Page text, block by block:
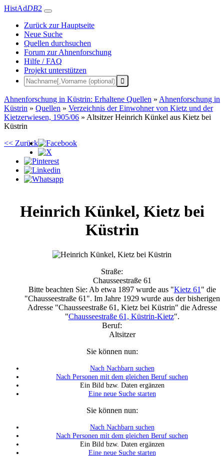
HistAdDB2
Zurück zur Hauptseite
Neue Suche
Quellen durchsuchen
Forum zur Ahnenforschung
Hilfe / FAQ
Projekt unterstützen
Ahnenforschung in Küstrin: Erhaltene Quellen » Ahnenforschung in
Küstrin » Quellen » Verzeichnis der Einwohner von Kietz und der
Kietzerwiesen, 1905/06 » Altsitzer Heinrich Künkel aus Kietz bei
Küstrin
<< Zurück
Heinrich Künkel, Kietz bei
Küstrin
Straße:
Chausseestraße 61
Bitte beachten Sie: Ab etwa 1897 wurde aus "Kietz 61 " die
"Chausseestraße 61". Im Jahre 1929 wurde aus der bisherigen
Adresse "Chausseestraße 61, Kietz bei Küstrin" die Adresse
"Chausseestraße 61, Küstrin-Kietz".
Beruf:
Altsitzer
Sie können nun:
Nach Nachbarn suchen
Nach Personen mit dem gleichen Beruf suchen
Ein Bild bzw. Daten ergänzen
Eine neue Suche starten
Sie können nun:
Nach Nachbarn suchen
Nach Personen mit dem gleichen Beruf suchen
Ein Bild bzw. Daten ergänzen
Eine neue Suche starten